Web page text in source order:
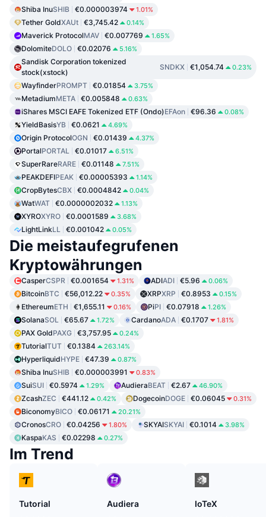
Shiba InuSHIB €0.000003974 1.01%
Tether GoldXAUt €3,745.42 0.14%
Maverick ProtocolMAV €0.007769 1.65%
DolomiteDOLO €0.02076 5.16%
Sandisk Corporation tokenized
stock(xstock)
SNDKX €1,054.74 0.23%
WayfinderPROMPT €0.01854 3.75%
MetadiumMETA €0.005848 0.63%
iShares MSCI EAFE Tokenized ETF (Ondo)EFAon €96.36 0.08%
YieldBasisYB €0.0621 4.69%
Origin ProtocolOGN €0.01439 4.37%
PortalPORTAL €0.01017 6.51%
SuperRareRARE €0.01148 7.51%
PEAKDEFIPEAK €0.00005393 1.14%
CropBytesCBX €0.0004842 0.04%
WatWAT €0.0000002032 1.13%
XYROXYRO €0.0001589 3.68%
LightLinkLL €0.001042 0.05%
Die meistaufegrufenen
Kryptowährungen
CasperCSPR €0.001654 1.31% ADIADI €5.96 0.06%
BitcoinBTC €56,012.22 0.35% XRPXRP €0.8953 0.15%
EthereumETH €1,655.11 0.16% PiPI €0.07918 1.26%
SolanaSOL €65.67 1.72% CardanoADA €0.1707 1.81%
PAX GoldPAXG €3,757.95 0.24%
TutorialTUT €0.1384 263.14%
HyperliquidHYPE €47.39 0.87%
Shiba InuSHIB €0.000003991 0.83%
SuiSUI €0.5974 1.29% AudieraBEAT €2.67 46.90%
ZcashZEC €441.12 0.42% DogecoinDOGE €0.06045 0.31%
BiconomyBICO €0.06171 20.21%
CronosCRO €0.04256 1.80% SKYAISKYAI €0.1014 3.98%
KaspaKAS €0.02298 0.27%
Im Trend
Tutorial
Audiera
IoTeX